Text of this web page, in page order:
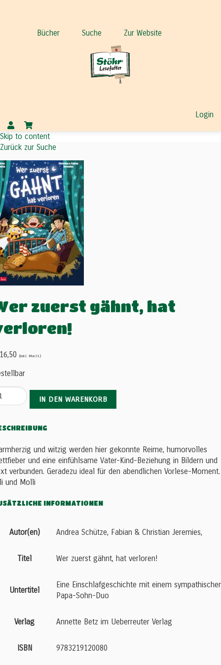
Bücher Suche Zur Website
Login
Skip to content
Zurück zur Suche
zuerst gähnt, hat
(inkl. MwSt.)
IN DEN WARENKORB
und witzig werden hier gekonnte Reime, humorvolles
und eine einfühlsame Vater-Kind-Beziehung in Bildern und
verbunden. Geradezu ideal für den abendlichen Vorlese-Moment.
und Molli
INFORMATIONEN
Autor(en) Andrea Schütze, Fabian & Christian Jeremies,
Titel Wer zuerst gähnt, hat verloren!
Untertitel
Eine Einschlafgeschichte mit einem
Papa-Sohn-Duo
Verlag Annette Betz im Ueberreuter Verlag
ISBN 9783219120080